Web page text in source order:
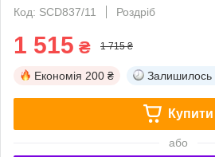
Код: SCD837/11
Роздріб
1 515 ₴ 1 715 ₴
Економія 200 ₴ Залишилось
Купити
або